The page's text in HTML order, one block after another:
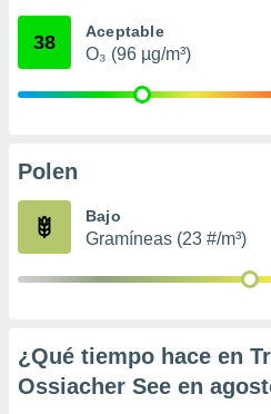
mediante
publicidad
de
38 Aceptable
O₃ (96 µg/m³)
Polen
Bajo
Gramíneas (23 #/m³)
¿Qué tiempo hace en
Ossiacher See en